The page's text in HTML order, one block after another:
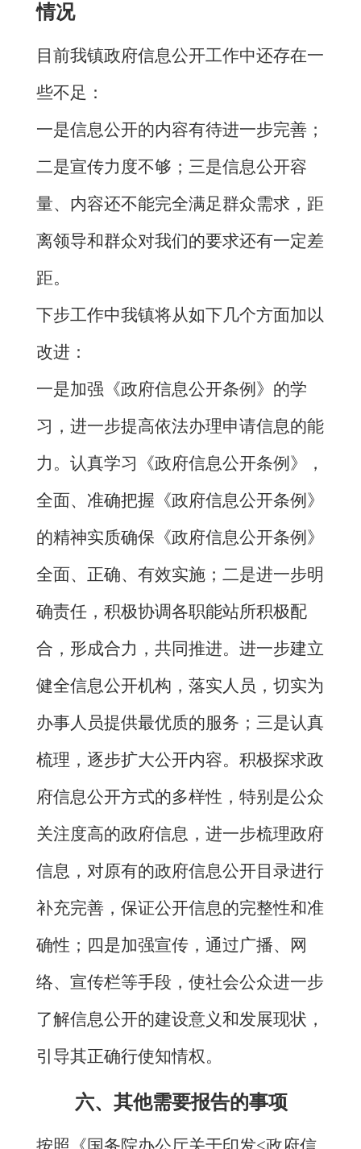
情况
目前我镇政府信息公开工作中还存在一
些不足：
一是信息公开的内容有待进一步完善；
二是宣传力度不够；三是信息公开容
量、内容还不能完全满足群众需求，距
离领导和群众对我们的要求还有一定差
距。
下步工作中我镇将从如下几个方面加以
改进：
一是加强《政府信息公开条例》的学
习，进一步提高依法办理申请信息的能
力。认真学习《政府信息公开条例》，
全面、准确把握《政府信息公开条例》
的精神实质确保《政府信息公开条例》
全面、正确、有效实施；二是进一步明
确责任，积极协调各职能站所积极配
合，形成合力，共同推进。进一步建立
健全信息公开机构，落实人员，切实为
办事人员提供最优质的服务；三是认真
梳理，逐步扩大公开内容。积极探求政
府信息公开方式的多样性，特别是公众
关注度高的政府信息，进一步梳理政府
信息，对原有的政府信息公开目录进行
补充完善，保证公开信息的完整性和准
确性；四是加强宣传，通过广播、网
络、宣传栏等手段，使社会公众进一步
了解信息公开的建设意义和发展现状，
引导其正确行使知情权。
六、其他需要报告的事项